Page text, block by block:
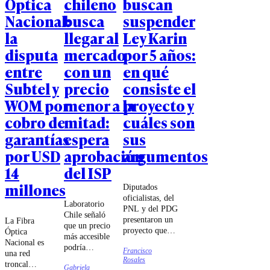
Nacional:
la
disputa
entre
Subtel y
WOM por
cobro de
garantías
por USD
14
millones
La Fibra
Óptica
Nacional es
una red
troncal
busca
llegar al
mercado
con un
precio
menor a la
mitad:
espera
aprobación
del ISP
Laboratorio
Chile señaló
que un precio
más accesible
podría
Gabriela
suspender
Ley Karin
por 5 años:
en qué
consiste el
proyecto y
cuáles son
sus
argumentos
Diputados
oficialistas, del
PNL y del PDG
presentaron un
proyecto que
transitoriamente
los efectos de la
Francisco
Rosales